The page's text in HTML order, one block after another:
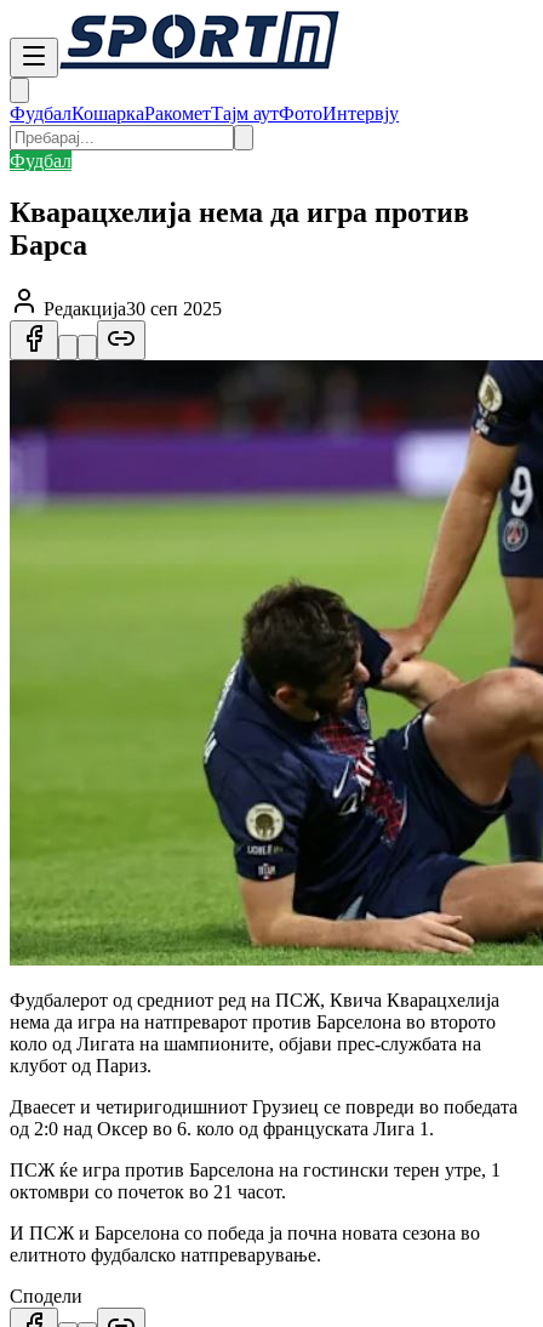
ФудбалКошаркаРакометТајм аутФотоИнтервју
Фудбал
Кварацхелија нема да игра против
Барса
Редакција30 сеп 2025
Фудбалерот од средниот ред на ПСЖ, Квича Кварацхелија
нема да игра на натпреварот против Барселона во второто
коло од Лигата на шампионите, објави прес-службата на
клубот од Париз.
Дваесет и четиригодишниот Грузиец се повреди во победата
од 2:0 над Оксер во 6. коло од француската Лига 1.
ПСЖ ќе игра против Барселона на гостински терен утре, 1
октомври со почеток во 21 часот.
И ПСЖ и Барселона со победа ја почна новата сезона во
елитното фудбалско натпреварување.
Сподели